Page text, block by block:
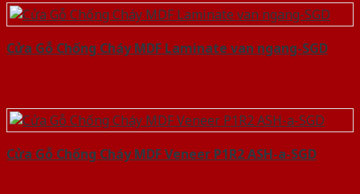
Cửa Gỗ Chống Cháy MDF Laminate van ngang-SGD
Cửa Gỗ Chống Cháy MDF Veneer P1R2 ASH-a-SGD